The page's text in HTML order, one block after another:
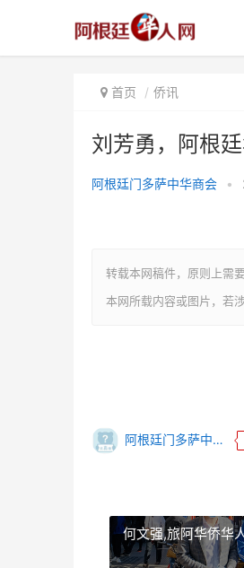
首页 侨讯
刘芳勇，阿根
阿根廷门多萨中华商会 •
转载本网稿件，原则上需
本网所载内容或图片，若
阿根廷门多萨中华商会
何文强,旅阿华侨华